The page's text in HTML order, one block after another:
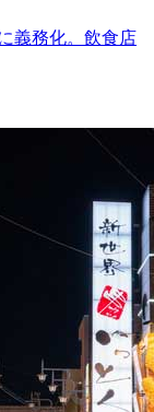
義務化。飲食店